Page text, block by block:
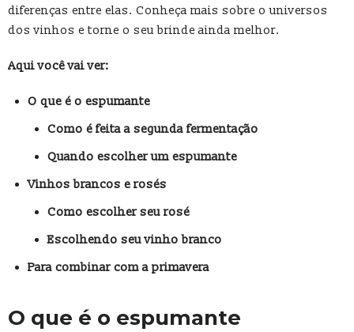
diferenças entre elas. Conheça mais sobre o universos
dos vinhos e torne o seu brinde ainda melhor.
Aqui você vai ver:
O que é o espumante
Como é feita a segunda fermentação
Quando escolher um espumante
Vinhos brancos e rosés
Como escolher seu rosé
Escolhendo seu vinho branco
Para combinar com a primavera
O que é o espumante